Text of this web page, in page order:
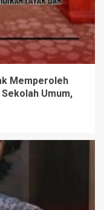
Memperoleh
Umum,